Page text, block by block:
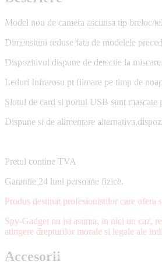
Model nou de camera ascunsa tip
Dimensiuni reduse fata de modelele
Dispozitivul dispune de detectie la
Leduri Infrarosu pt filmare pe timp de
Slotul de card si portul USB sunt mascate
Dispune si de alimentare
Pretul contine TVA
Garantie 24 luni persoane fizice.
Produs destinat profesionistilor care
Spy-Gadget nu isi asuma, in nici un caz,
atingere drepturilor morale si legale ale
Accesorii